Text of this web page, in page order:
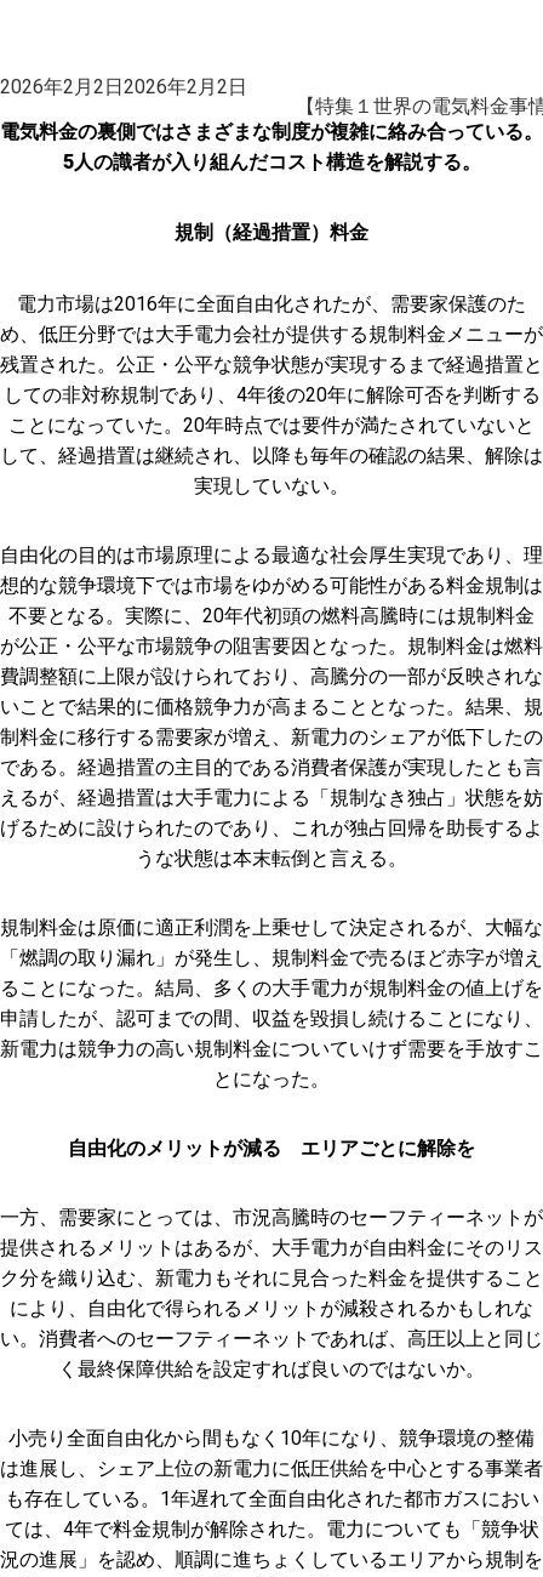
投
日:
2026年2月2日2026年2月2日
【特集１世界の電気料金
電気料金の裏側ではさまざまな制度が複雑に絡み合っている。
5人の識者が入り組んだコスト構造を解説する。
規制（経過措置）料金
電力市場は2016年に全面自由化されたが、需要家保護のた
め、低圧分野では大手電力会社が提供する規制料金メニューが
残置された。公正・公平な競争状態が実現するまで経過措置と
しての非対称規制であり、4年後の20年に解除可否を判断する
ことになっていた。20年時点では要件が満たされていないと
して、経過措置は継続され、以降も毎年の確認の結果、解除は
実現していない。
自由化の目的は市場原理による最適な社会厚生実現であり、理
想的な競争環境下では市場をゆがめる可能性がある料金規制は
不要となる。実際に、20年代初頭の燃料高騰時には規制料金
が公正・公平な市場競争の阻害要因となった。規制料金は燃料
費調整額に上限が設けられており、高騰分の一部が反映されな
いことで結果的に価格競争力が高まることとなった。結果、規
制料金に移行する需要家が増え、新電力のシェアが低下したの
である。経過措置の主目的である消費者保護が実現したとも言
えるが、経過措置は大手電力による「規制なき独占」状態を妨
げるために設けられたのであり、これが独占回帰を助長するよ
うな状態は本末転倒と言える。
規制料金は原価に適正利潤を上乗せして決定されるが、大幅な
「燃調の取り漏れ」が発生し、規制料金で売るほど赤字が増え
ることになった。結局、多くの大手電力が規制料金の値上げを
申請したが、認可までの間、収益を毀損し続けることになり、
新電力は競争力の高い規制料金についていけず需要を手放すこ
とになった。
自由化のメリットが減る エリアごとに解除を
一方、需要家にとっては、市況高騰時のセーフティーネットが
提供されるメリットはあるが、大手電力が自由料金にそのリス
ク分を織り込む、新電力もそれに見合った料金を提供すること
により、自由化で得られるメリットが減殺されるかもしれな
い。消費者へのセーフティーネットであれば、高圧以上と同じ
く最終保障供給を設定すれば良いのではないか。
小売り全面自由化から間もなく10年になり、競争環境の整備
は進展し、シェア上位の新電力に低圧供給を中心とする事業者
も存在している。1年遅れて全面自由化された都市ガスにおい
ては、4年で料金規制が解除された。電力についても「競争状
況の進展」を認め、順調に進ちょくしているエリアから規制を